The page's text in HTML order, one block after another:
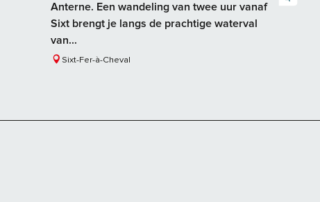
Anterne. Een wandeling van twee uur vanaf
Sixt brengt je langs de prachtige waterval
van...
Sixt-Fer-à-Cheval